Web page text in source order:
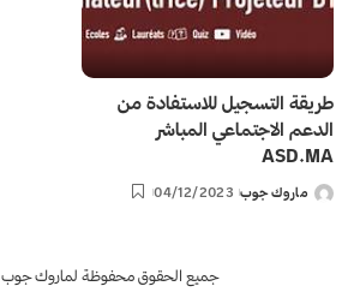
طريقة التسجيل للاستفادة من
الدعم الاجتماعي المباشر
ASD.MA
Posted
ماروك جوب 04/12/2023
جميع الحقوق محفوظة لماروك جوب Maroc job